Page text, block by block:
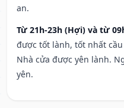
an.
Từ 21h-23h (Hợi) và từ
được tốt lành, tốt nhất
Nhà cửa được yên lành.
yên.